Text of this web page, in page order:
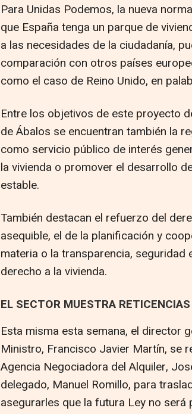
Para Unidas Podemos, la nueva
que España tenga un parque de
a las necesidades de la ciudadanía,
comparación con otros países
como el caso de Reino Unido, en
Entre los objetivos de este proyecto
de Ábalos se encuentran también la
como servicio público de interés
la vivienda o promover el desarrollo
estable.
También destacan el refuerzo del
asequible, el de la planificación y
materia o la transparencia,
derecho a la vivienda.
EL SECTOR MUESTRA RETICENCIAS
Esta misma esta semana, el director
Ministro, Francisco Javier Martín, se
Agencia Negociadora del Alquiler,
delegado, Manuel Romillo, para
asegurarles que la futura Ley no